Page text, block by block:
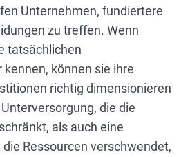
Unternehmen, fundiertere
zu treffen. Wenn
tatsächlichen
können sie ihre
richtig dimensionieren
die die
als auch eine
Ressourcen verschwendet,